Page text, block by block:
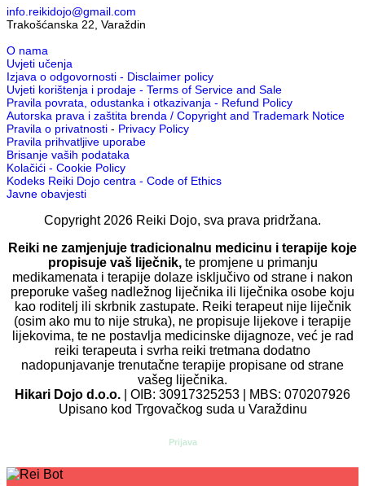
info.reikidojo@gmail.com
Trakošćanska 22, Varaždin
O nama
Uvjeti učenja
Izjava o odgovornosti - Disclaimer policy
Uvjeti korištenja i prodaje - Terms of Service and Sale
Pravila povrata, odustanka i otkazivanja - Refund Policy
Autorska prava i zaštita brenda / Copyright and Trademark Notice
Pravila o privatnosti - Privacy Policy
Pravila prihvatljive uporabe
Brisanje vaših podataka
Kolačići - Cookie Policy
Kodeks Reiki Dojo centra - Code of Ethics
Javne obavjesti
Copyright 2026 Reiki Dojo, sva prava pridržana.
Reiki ne zamjenjuje tradicionalnu medicinu i terapije koje
propisuje vaš liječnik,te promjene u primanju
medikamenata i terapije dolaze isključivo od strane i nakon
preporuke vašeg nadležnog liječnika ili liječnika osobe koju
kao roditelj ili skrbnik zastupate. Reiki terapeut nije liječnik
(osim ako mu to nije struka), ne propisuje lijekove i terapije
lijekovima, te ne postavlja medicinske dijagnoze, već je rad
reiki terapeuta i svrha reiki tretmana dodatno
nadopunjavanje trenutačne terapije propisane od strane
vašeg liječnika.
Hikari Dojo d.o.o. | OIB: 30917325253 | MBS: 070207926
Upisano kod Trgovačkog suda u Varaždinu
Prijava